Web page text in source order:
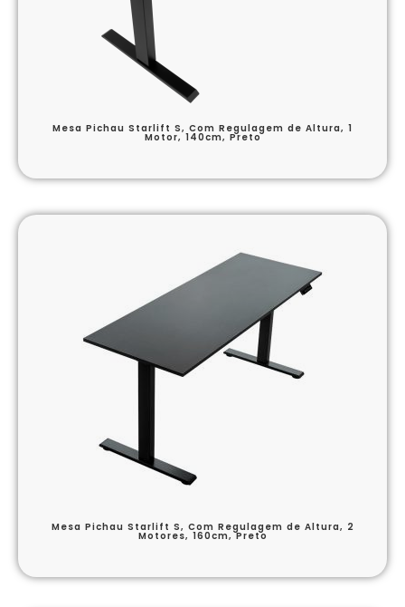
Mesa Pichau Starlift S, Com Regulagem de Altura, 1
Motor, 140cm, Preto
Mesa Pichau Starlift S, Com Regulagem de Altura, 2
Motores, 160cm, Preto